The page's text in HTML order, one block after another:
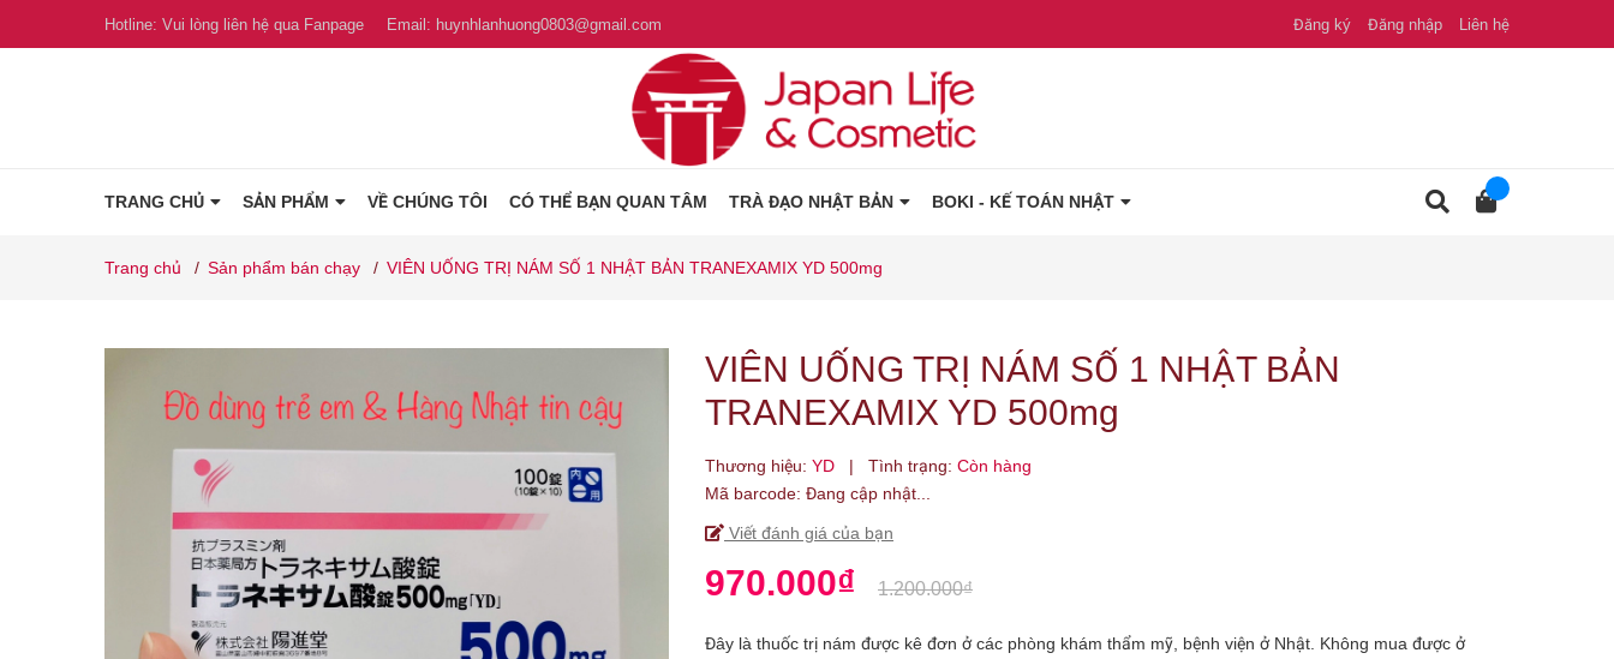
Hotline: Vui lòng liên hệ qua Fanpage Email: huynhlanhuong0803@gmail.com Đăng ký Đăng nhập Liên hệ
TRANG CHỦ SẢN PHẨM VỀ CHÚNG TÔI CÓ THỂ BẠN QUAN TÂM TRÀ ĐẠO NHẬT BẢN BOKI - KẾ TOÁN NHẬT
Trang chủ / Sản phẩm bán chạy / VIÊN UỐNG TRỊ NÁM SỐ 1 NHẬT BẢN TRANEXAMIX YD 500mg
VIÊN UỐNG TRỊ NÁM SỐ 1 NHẬT BẢN
TRANEXAMIX YD 500mg
Thương hiệu: YD | Tình trạng: Còn hàng
Mã barcode: Đang cập nhật...
Viết đánh giá của bạn
970.000₫ 1.200.000₫
Đây là thuốc trị nám được kê đơn ở các phòng khám thẩm mỹ, bệnh viện ở Nhật. Không mua được ở